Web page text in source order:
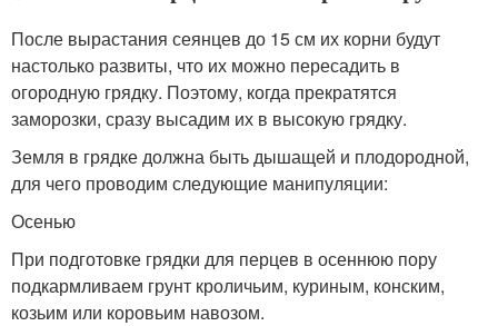
После вырастания сеянцев до 15 см их корни будут
настолько развиты, что их можно пересадить в
огородную грядку. Поэтому, когда прекратятся
заморозки, сразу высадим их в высокую грядку.
Земля в грядке должна быть дышащей и плодородной,
для чего проводим следующие манипуляции:
Осенью
При подготовке грядки для перцев в осеннюю пору
подкармливаем грунт кроличьим, куриным, конским,
козьим или коровьим навозом.